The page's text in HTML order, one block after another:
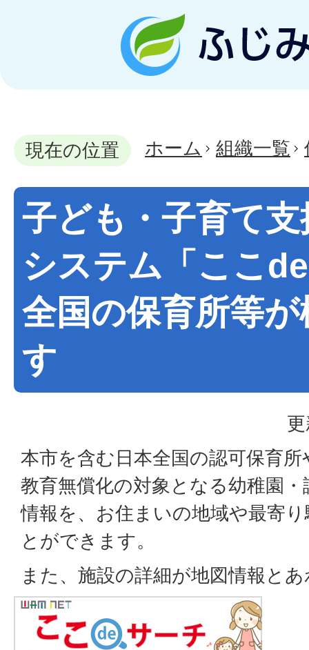
現在の位置 ホーム 組織一覧
子ども・子育て
システム「ここ
全国の保育所等
す
本市を含む日本全国の認可保育
教育無償化の対象となる幼稚園
情報を、お住まいの地域や最寄
とができます。
また、施設の詳細が地図情報と